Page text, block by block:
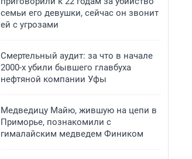
семьи его девушки, сейчас он звонит
ей с угрозами
Смертельный аудит: за что в начале
2000-х убили бывшего главбуха
нефтяной компании Уфы
Медведицу Майю, жившую на цепи в
Приморье, познакомили с
гималайским медведем Фиником